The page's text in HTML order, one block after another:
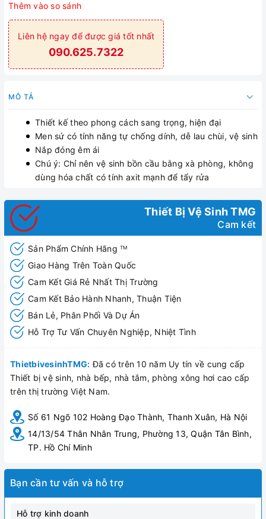
Thêm vào so sánh
Liên hệ ngay để được giá tốt nhất
090.625.7322
MÔ TẢ
Thiết kế theo phong cách sang trọng, hiện đại
Men sứ có tính năng tự chống dính, dễ lau chùi, vệ sinh
Nắp đóng êm ái
Chú ý: Chỉ nên vệ sinh bồn cầu bằng xà phòng, không
dùng hóa chất có tính axit mạnh để tẩy rửa
Thiết Bị Vệ Sinh TMG
Cam kết
Sản Phẩm Chính Hãng TM
Giao Hàng Trên Toàn Quốc
Cam Kết Giá Rẻ Nhất Thị Trường
Cam Kết Bảo Hành Nhanh, Thuận Tiện
Bán Lẻ, Phân Phối Và Dự Án
Hỗ Trợ Tư Vấn Chuyên Nghiệp, Nhiệt Tình
ThietbivesinhTMG: Đã có trên 10 năm Uy tín về cung cấp
Thiết bị vệ sinh, nhà bếp, nhà tắm, phòng xông hơi cao cấp
trên thị trường Việt Nam.
Số 61 Ngõ 102 Hoàng Đạo Thành, Thanh Xuân, Hà Nội
14/13/54 Thân Nhân Trung, Phường 13, Quận Tân Bình,
TP. Hồ Chí Minh
Bạn cần tư vấn và hỗ trợ
Hỗ trợ kinh doanh